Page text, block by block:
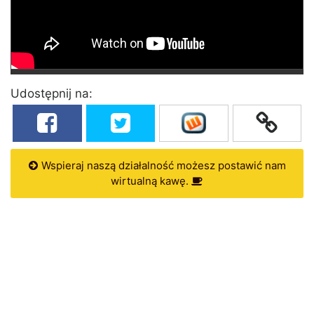
Udostępnij na:
Wspieraj naszą działalność możesz postawić nam
wirtualną kawę.